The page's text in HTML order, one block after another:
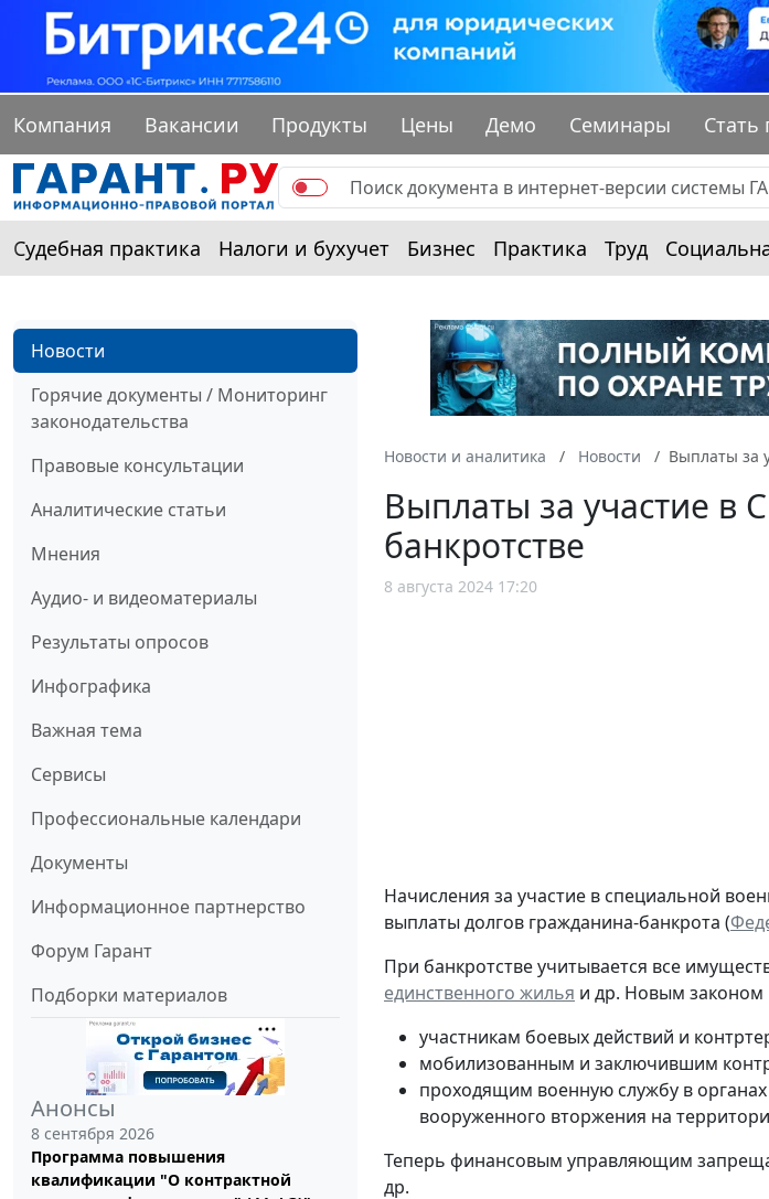
Компания Вакансии Продукты Цены Демо Семинары Стать
Судебная практика Налоги и бухучет Бизнес Практика Труд
Новости
Горячие документы / Мониторинг
законодательства
Правовые консультации
Аналитические статьи
Мнения
Аудио- и видеоматериалы
Результаты опросов
Инфографика
Важная тема
Сервисы
Профессиональные календари
Документы
Информационное партнерство
Форум Гарант
Подборки материалов
Анонсы
8 сентября 2026
Программа повышения
квалификации "О контрактной
Новости и аналитика Новости Выплаты за
Выплаты за участие в
банкротстве
8 августа 2024 17:20
Начисления за участие в специальной
выплаты долгов гражданина-банкрота (
При банкротстве учитывается все
единственного жилья и др. Новым
участникам боевых действий и
мобилизованным и заключившим
проходящим военную службу в
вооруженного вторжения на
Теперь финансовым управляющим
др.